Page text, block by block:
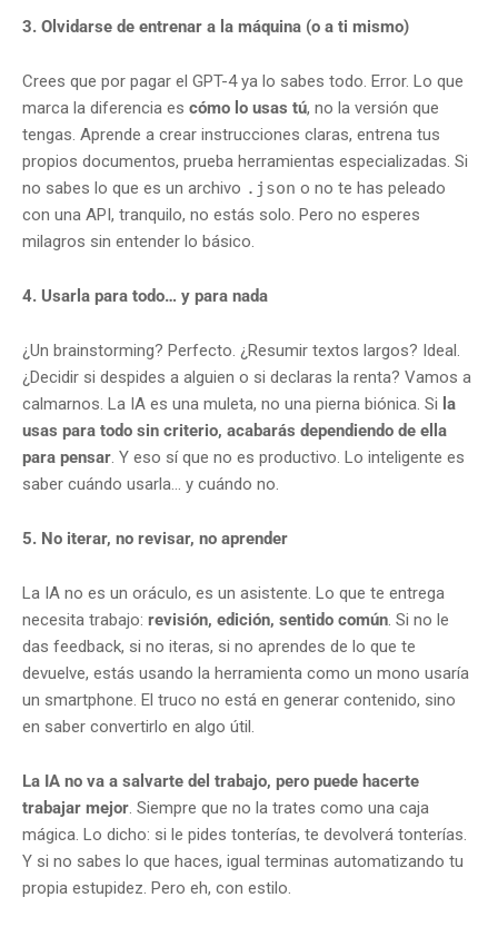
3. Olvidarse de entrenar a la máquina (o a ti mismo)
Crees que por pagar el GPT-4 ya lo sabes todo. Error. Lo que
marca la diferencia es cómo lo usas tú, no la versión que
tengas. Aprende a crear instrucciones claras, entrena tus
propios documentos, prueba herramientas especializadas. Si
no sabes lo que es un archivo .json o no te has peleado
con una API, tranquilo, no estás solo. Pero no esperes
milagros sin entender lo básico.
4. Usarla para todo… y para nada
¿Un brainstorming? Perfecto. ¿Resumir textos largos? Ideal.
¿Decidir si despides a alguien o si declaras la renta? Vamos a
calmarnos. La IA es una muleta, no una pierna biónica. Si la
usas para todo sin criterio, acabarás dependiendo de ella
para pensar. Y eso sí que no es productivo. Lo inteligente es
saber cuándo usarla… y cuándo no.
5. No iterar, no revisar, no aprender
La IA no es un oráculo, es un asistente. Lo que te entrega
necesita trabajo: revisión, edición, sentido común. Si no le
das feedback, si no iteras, si no aprendes de lo que te
devuelve, estás usando la herramienta como un mono usaría
un smartphone. El truco no está en generar contenido, sino
en saber convertirlo en algo útil.
La IA no va a salvarte del trabajo, pero puede hacerte
trabajar mejor. Siempre que no la trates como una caja
mágica. Lo dicho: si le pides tonterías, te devolverá tonterías.
Y si no sabes lo que haces, igual terminas automatizando tu
propia estupidez. Pero eh, con estilo.